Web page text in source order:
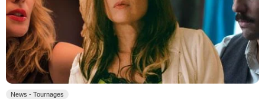
News - Tournages